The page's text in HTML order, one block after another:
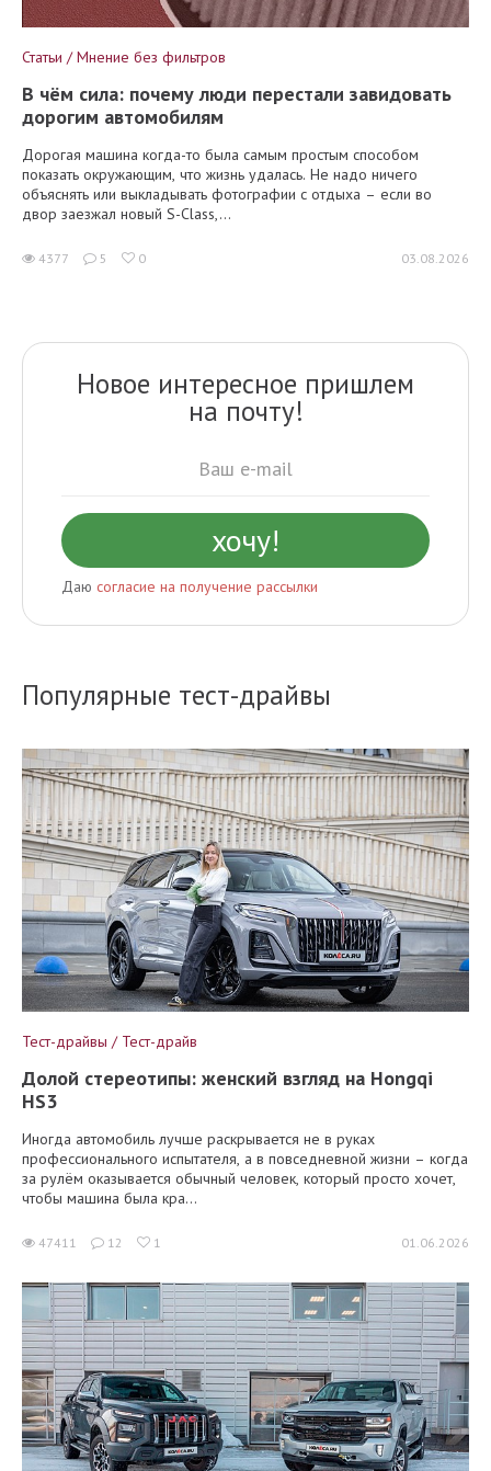
Статьи / Мнение без фильтров
В чём сила: почему люди перестали завидовать
дорогим автомобилям
Дорогая машина когда-то была самым простым способом
показать окружающим, что жизнь удалась. Не надо ничего
объяснять или выкладывать фотографии с отдыха – если во
двор заезжал новый S-Class,...
4377 5 0 03.08.2026
Новое интересное пришлем
на почту!
Даю согласие на получение рассылки
Популярные тест-драйвы
Тест-драйвы / Тест-драйв
Долой стереотипы: женский взгляд на Hongqi
HS3
Иногда автомобиль лучше раскрывается не в руках
профессионального испытателя, а в повседневной жизни – когда
за рулём оказывается обычный человек, который просто хочет,
чтобы машина была кра...
47411 12 1 01.06.2026